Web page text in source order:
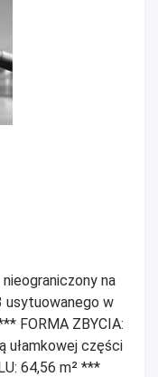
na
usytuowanego w
FORMA ZBYCIA:
ułamkowej części
64,56 m² ***